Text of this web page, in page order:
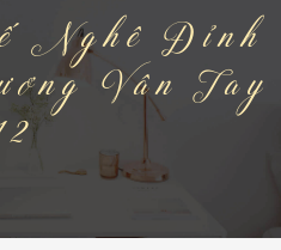
TÔI
Nghê Đỉnh
Vân Tay